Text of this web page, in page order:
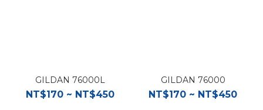
GILDAN 76000L
NT$170 ~ NT$450
GILDAN 76000
NT$170 ~ NT$450